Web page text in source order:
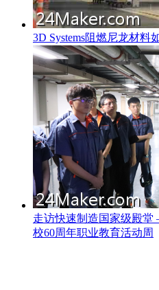
3D Systems阻燃尼龙材
走访快速制造国家级殿
校60周年职业教育活动周